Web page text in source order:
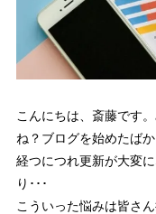
こんにちは、斎藤です
ね？ブログを始めたば
経つにつれ更新が大変
り･･･
こういった悩みは皆さ